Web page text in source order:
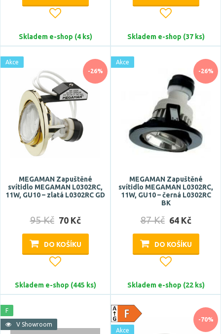
bezrámečkové
CCT
dálkové ovládání
Zobrazit více
Styl
design
hotel, restaurace
klasický
moderní
hranatý
podlouhlý
Zobrazit více
Skladem e-shop (4 ks) Skladem e-shop (37 ks)
-26%
Akce
MEGAMAN Zapuštěné
svítidlo MEGAMAN L0302RC,
11W, GU10 – zlatá L0302RC GD
95 Kč 70 Kč
DO KOŠÍKU
Skladem e-shop (445 ks)
-26%
Akce
MEGAMAN Zapuštěné
svítidlo MEGAMAN L0302RC,
11W, GU10 – černá L0302RC
BK
87 Kč 64 Kč
DO KOŠÍKU
Skladem e-shop (22 ks)
F
V Showroom
-70%
Akce